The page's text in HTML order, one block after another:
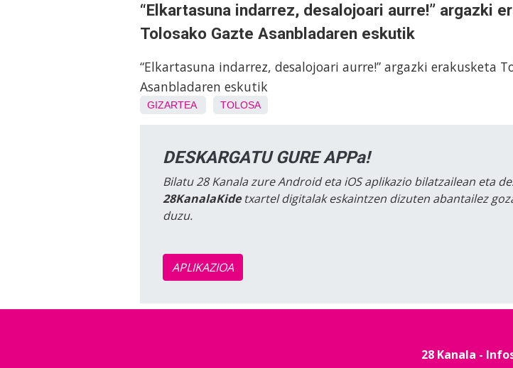
“Elkartasuna indarrez, desalojoari aurre!” argazki
Tolosako Gazte Asanbladaren eskutik
“Elkartasuna indarrez, desalojoari aurre!” argazki erakusketa
Asanbladaren eskutik
GIZARTEA TOLOSA
DESKARGATU GURE APPa!
Bilatu 28 Kanala zure Android eta iOS aplikazio bilatzailean eta
28KanalaKidetxartel digitalak eskaintzen dizuten abantailez
duzu.
APLIKAZIOA
28 Kanala -